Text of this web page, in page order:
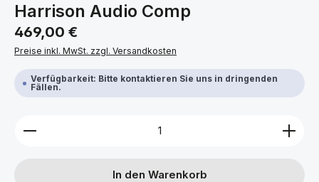
Harrison Audio Comp
Regulärer Preis:
469,00 €
Preise inkl. MwSt. zzgl. Versandkosten
Verfügbarkeit: Bitte kontaktieren Sie uns in dringenden
Fällen.
Produkt Anzahl: Gib den gewünschten Wert ein
In den Warenkorb